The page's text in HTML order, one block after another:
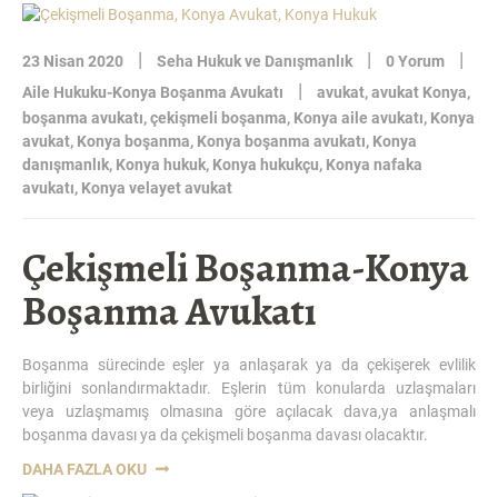
KONYA
HUKUKU
AVUKATI”
23 Nisan 2020 | Seha Hukuk ve Danışmanlık | 0 Yorum |
Aile Hukuku-Konya Boşanma Avukatı | avukat,avukat Konya,
boşanma avukatı,çekişmeli boşanma, Konya aile avukatı, Konya
avukat, Konya boşanma, Konya boşanma avukatı, Konya
danışmanlık, Konya hukuk, Konya hukukçu, Konya nafaka
avukatı, Konya velayet avukat
Çekişmeli Boşanma-Konya
Boşanma Avukatı
Boşanma sürecinde eşler ya anlaşarak ya da çekişerek evlilik
birliğini sonlandırmaktadır. Eşlerin tüm konularda uzlaşmaları
veya uzlaşmamış olmasına göre açılacak dava,ya anlaşmalı
boşanma davası ya da çekişmeli boşanma davası olacaktır.
DAHA FAZLA OKU“ÇEKIŞMELI